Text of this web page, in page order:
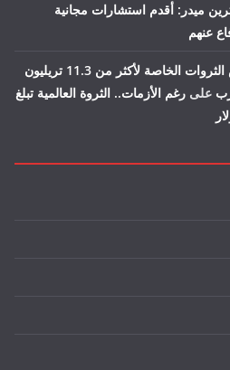
ميدر: أقدم استشارات مجانية
عنهم
لأول مرة منذ 15 عاماً.. انخفاض الثروات الخاصة لأكثر من 11.3 تريليون
على رغم الأزمات.. الثروة العالمية تبلغ